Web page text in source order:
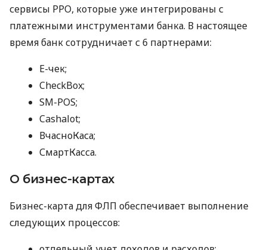
сервисы РРО, которые уже интегрированы с
платежными инструментами банка. В настоящее
время банк сотрудничает с 6 партнерами:
E-чек;
CheckBox;
SM-POS;
Cashalot;
ВчасноКаса;
СмартКасса.
О бизнес-картах
Бизнес-карта для ФЛП обеспечивает выполнение
следующих процессов: